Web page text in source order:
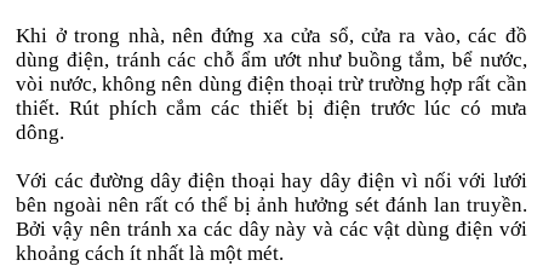
Khi ở trong nhà, nên đứng xa cửa sổ, cửa ra vào, các đồ
dùng điện, tránh các chỗ ẩm ướt như buồng tắm, bể nước,
vòi nước, không nên dùng điện thoại trừ trường hợp rất cần
thiết. Rút phích cắm các thiết bị điện trước lúc có mưa
dông.
Với các đường dây điện thoại hay dây điện vì nối với lưới
bên ngoài nên rất có thể bị ảnh hưởng sét đánh lan truyền.
Bởi vậy nên tránh xa các dây này và các vật dùng điện với
khoảng cách ít nhất là một mét.